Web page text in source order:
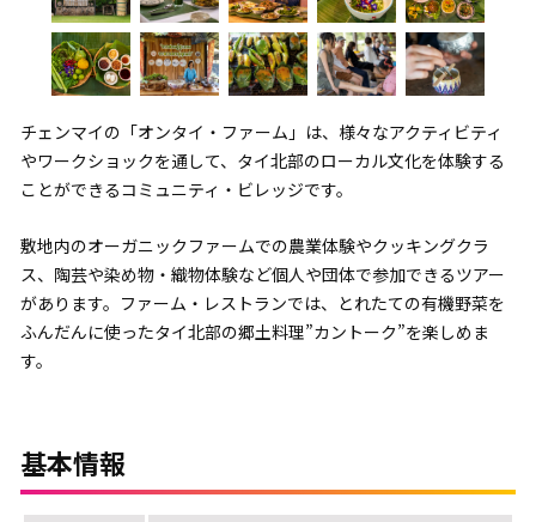
チェンマイの「オンタイ・ファーム」は、様々なアクティビティ
やワークショックを通して、タイ北部のローカル文化を体験する
ことができるコミュニティ・ビレッジです。
敷地内のオーガニックファームでの農業体験やクッキングクラ
ス、陶芸や染め物・織物体験など個人や団体で参加できるツアー
があります。ファーム・レストランでは、とれたての有機野菜を
ふんだんに使ったタイ北部の郷土料理”カントーク”を楽しめま
す。
基本情報